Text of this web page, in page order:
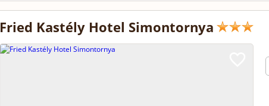
Fried Kastély Hotel Simontornya